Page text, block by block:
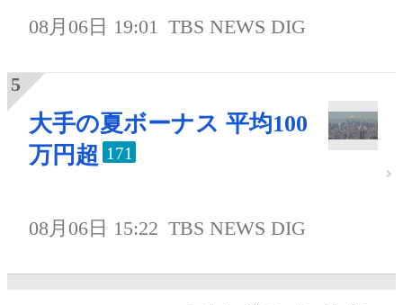
08月06日 19:01 TBS NEWS DIG
大手の夏ボーナス 平均100
万円超 171
08月06日 15:22 TBS NEWS DIG